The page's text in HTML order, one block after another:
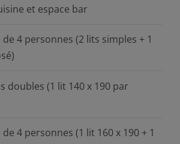
et espace bar
4 personnes (2 lits simples + 1
doubles (1 lit 140 x 190 par
4 personnes (1 lit 160 x 190 + 1